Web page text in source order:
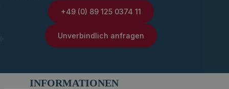
+49 (0) 89 125 0374 11
Unverbindlich anfragen
INFORMATIONEN